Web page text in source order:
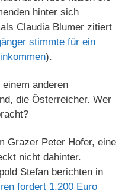
hinter sich
Claudia Blumer zitiert
stimmte für ein
).
anderen
die Österreicher. Wer
Grazer Peter Hofer, eine
nicht dahinter.
Stefan berichten in
fordert 1.200 Euro